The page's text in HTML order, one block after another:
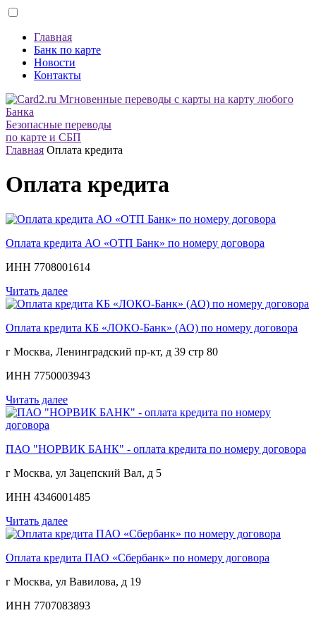
Главная
Банк по карте
Новости
Контакты
Безопасные переводы
по карте и СБП
Главная Оплата кредита
Оплата кредита
Оплата кредита АО «ОТП Банк» по номеру договора
ИНН 7708001614
Читать далее
Оплата кредита КБ «ЛОКО-Банк» (АО) по номеру договора
г Москва, Ленинградский пр-кт, д 39 стр 80
ИНН 7750003943
Читать далее
ПАО "НОРВИК БАНК" - оплата кредита по номеру договора
г Москва, ул Зацепский Вал, д 5
ИНН 4346001485
Читать далее
Оплата кредита ПАО «Сбербанк» по номеру договора
г Москва, ул Вавилова, д 19
ИНН 7707083893